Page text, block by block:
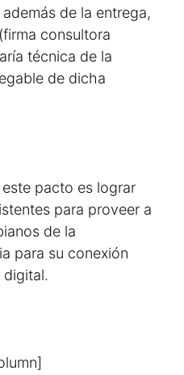
de la entrega,
consultora
técnica de la
de dicha
pacto es lograr
para proveer a
de la
para su conexión
digital.